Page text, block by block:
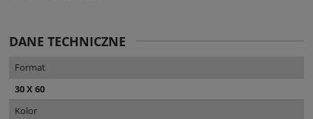
DANE TECHNICZNE
Format
30 X 60
Kolor